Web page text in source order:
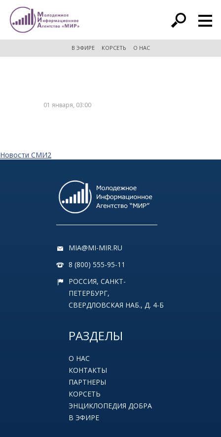
расширенный поиск
В ЭФИРЕ КОРСЕТЬ О НАС
01 января, 03:00
Новости СМИ2
MIA@MI-MIR.RU
8 (800) 555-95-11
РОССИЯ, САНКТ-
ПЕТЕРБУРГ,
СВЕРДЛОВСКАЯ НАБ., Д. 4-Б
РАЗДЕЛЫ
О НАС
КОНТАКТЫ
ПАРТНЕРЫ
КОРСЕТЬ
ЭНЦИКЛОПЕДИЯ ДОБРА
В ЭФИРЕ